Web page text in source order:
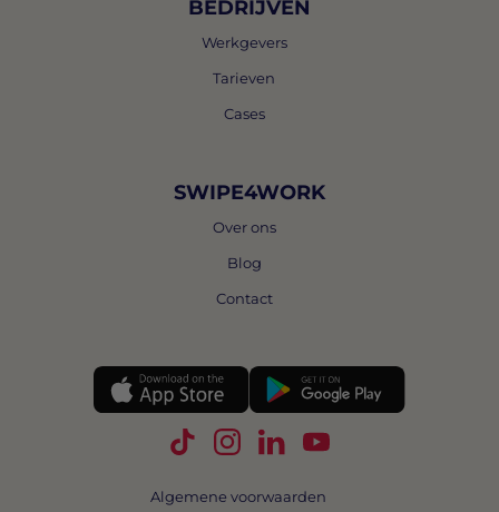
BEDRIJVEN
Werkgevers
Tarieven
Cases
SWIPE4WORK
Over ons
Blog
Contact
Volg Swipe4Work op TikTok
Volg Swipe4Work op
Volg Swipe4Work op
Volg Swipe4Work
Algemene voorwaarden